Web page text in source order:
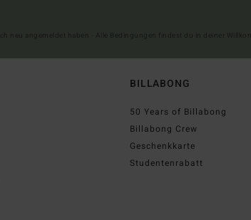
BILLABONG
50 Years of Billabong
Billabong Crew
Geschenkkarte
Studentenrabatt